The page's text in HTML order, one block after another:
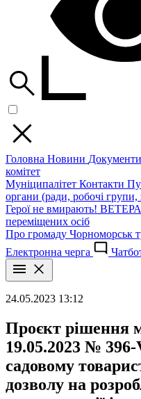
Головна Новини Документи
комітет
Муніципалітет Контакти
органи (ради, робочі групи,
Герої не вмирають!
переміщених осіб
Про громаду Чорноморськ
Електронна черга
24.05.2023 13:12
Проєкт рішення
19.05.2023 №
садовому
дозволу на